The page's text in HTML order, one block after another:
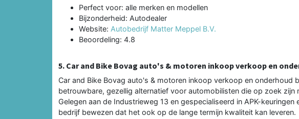
Perfect voor: alle merken en modellen
Bijzonderheid: Autodealer
Website: Autobedrijf Matter Meppel B.V.
Beoordeling: 4.8
5. Car and Bike Bovag auto's & motoren inkoop verkoop en
Car and Bike Bovag auto's & motoren inkoop verkoop en onderhoud
betrouwbare, gezellig alternatief voor automobilisten die op zoek zijn
Gelegen aan de Industrieweg 13 en gespecialiseerd in APK-
bedrijf bewezen dat het ook op de lange termijn kwaliteit kan leveren.